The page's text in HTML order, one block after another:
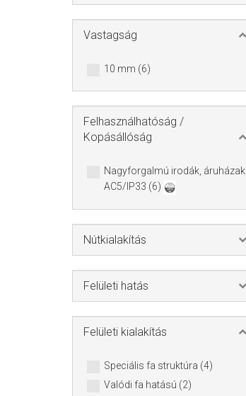
Vastagság
10 mm (6)
Felhasználhatóság /
Kopásállóság
Nagyforgalmú irodák, áruházak
AC5/IP33 (6)
Nútkialakítás
Felületi hatás
Felületi kialakítás
Speciális fa struktúra (4)
Valódi fa hatású (2)